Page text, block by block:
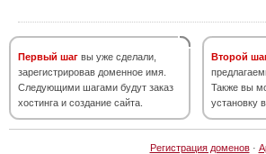
Первый шаг вы уже сделали,
зарегистрировав доменное имя.
Следующими шагами будут заказ
хостинга и создание сайта.
Второй
Также вы
установку
Регистрация доменов·